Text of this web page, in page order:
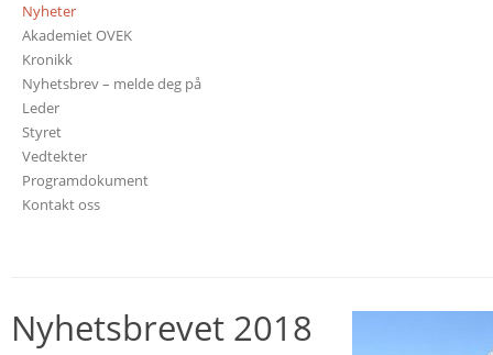
Nyheter
Akademiet OVEK
Kronikk
Nyhetsbrev – melde deg på
Leder
Styret
Vedtekter
Programdokument
Kontakt oss
Nyhetsbrevet 2018